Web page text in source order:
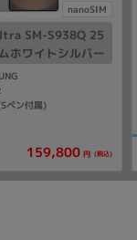
nanoSIM
SM-S938Q 25
ホワイトシルバー
ー】
ペン付属)
159,800 円 (税込)